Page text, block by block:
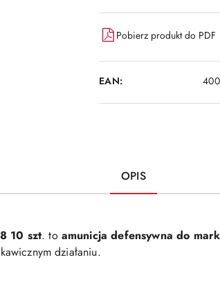
Pobierz produkt do PDF
EAN:
OPIS
10 szt. to amunicja defensywna do
działaniu.